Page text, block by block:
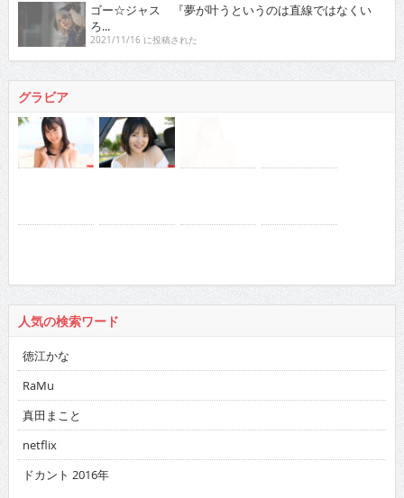
ゴー☆ジャス 『夢が叶うというのは直線ではなくい
ろ...
2021/11/16 に投稿された
グラビア
人気の検索ワード
徳江かな
RaMu
真田まこと
netflix
ドカント 2016年